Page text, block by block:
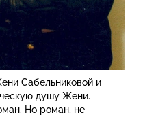
Сабельниковой и
душу Жени.
Но роман, не